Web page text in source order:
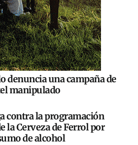
denuncia una campaña de
manipulado
contra la programación
la Cerveza de Ferrol por
de alcohol